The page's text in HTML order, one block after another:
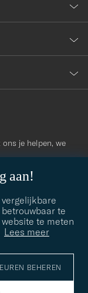
aan!
te
te meten
Lees meer
BEHEREN
je helpen, we